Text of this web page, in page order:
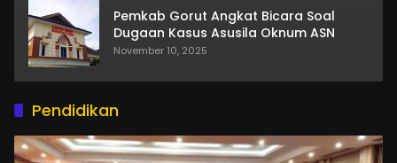
Pemkab Gorut Angkat Bicara Soal
Dugaan Kasus Asusila Oknum ASN
November 10, 2025
Pendidikan